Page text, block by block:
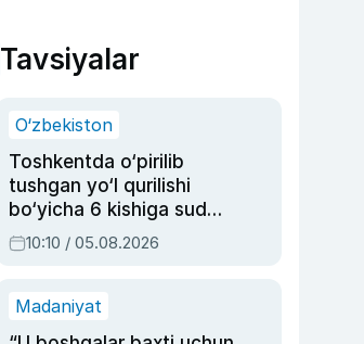
Tavsiyalar
O‘zbekiston
Toshkentda o‘pirilib
tushgan yo‘l qurilishi
bo‘yicha 6 kishiga sud
hukmi o‘qildi
10:10 / 05.08.2026
Madaniyat